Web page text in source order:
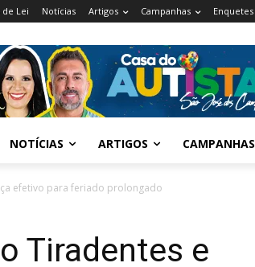
Lei Notícias Artigos Campanhas Enquetes
NOTÍCIAS ARTIGOS CAMPANHAS
efetivo para feriado prolongado
Tiradentes e